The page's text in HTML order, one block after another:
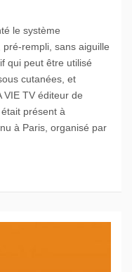
le système
pré-rempli, sans aiguille
qui peut être utilisé
cutanées, et
VIE TV éditeur de
présent à
à Paris, organisé par